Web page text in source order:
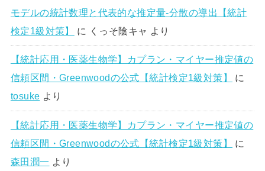
モデルの統計数理と代表的な推定量-分散の導出【統計
検定1級対策】
に くっそ陰キャ より
【統計応用・医薬生物学】カプラン・マイヤー推定値の
信頼区間・Greenwoodの公式【統計検定1級対策】
に
tosuke より
【統計応用・医薬生物学】カプラン・マイヤー推定値の
信頼区間・Greenwoodの公式【統計検定1級対策】
に
森田潤一 より